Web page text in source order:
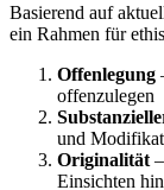
Basierend auf
ein Rahmen für
Offenlegung
offenzulegen
und
Originalität
Einsichten